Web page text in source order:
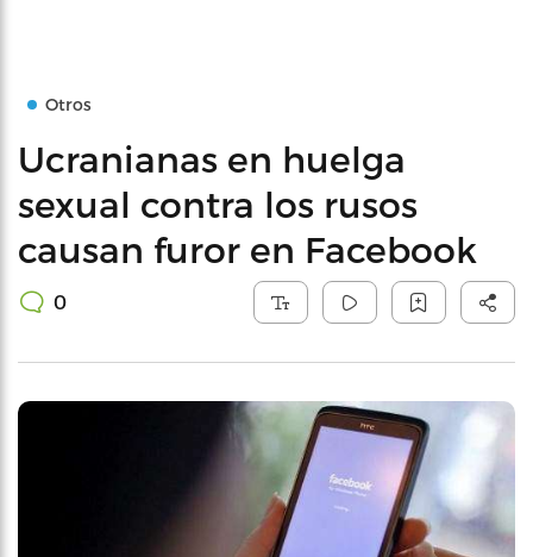
Otros
Ucranianas en huelga
sexual contra los rusos
causan furor en Facebook
0